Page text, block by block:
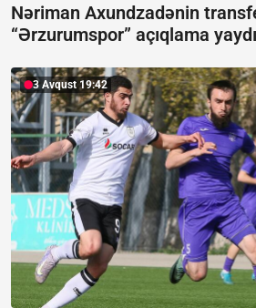
Nəriman Axundzadənin
“Ərzurumspor” açıqlama yaydı
3 Avqust 19:42